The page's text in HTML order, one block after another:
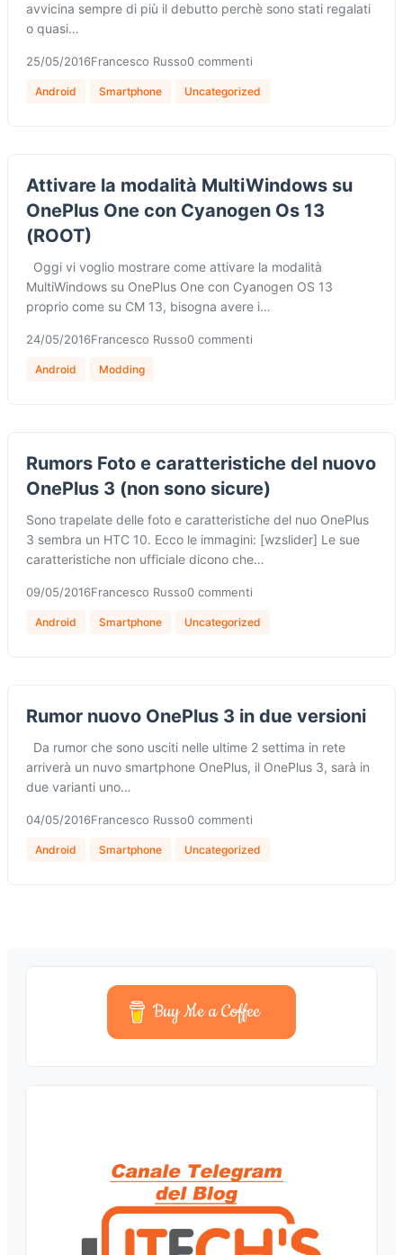
avvicina sempre di più il debutto perchè sono stati regalati
o quasi…
25/05/2016Francesco Russo0 commenti
Android Smartphone Uncategorized
Attivare la modalità MultiWindows su
OnePlus One con Cyanogen Os 13
(ROOT)
Oggi vi voglio mostrare come attivare la modalità
MultiWindows su OnePlus One con Cyanogen OS 13
proprio come su CM 13, bisogna avere i…
24/05/2016Francesco Russo0 commenti
Android Modding
Rumors Foto e caratteristiche del nuovo
OnePlus 3 (non sono sicure)
Sono trapelate delle foto e caratteristiche del nuo OnePlus
3 sembra un HTC 10. Ecco le immagini: [wzslider] Le sue
caratteristiche non ufficiale dicono che…
09/05/2016Francesco Russo0 commenti
Android Smartphone Uncategorized
Rumor nuovo OnePlus 3 in due versioni
Da rumor che sono usciti nelle ultime 2 settima in rete
arriverà un nuvo smartphone OnePlus, il OnePlus 3, sarà in
due varianti uno…
04/05/2016Francesco Russo0 commenti
Android Smartphone Uncategorized
Buy Me a Coffee